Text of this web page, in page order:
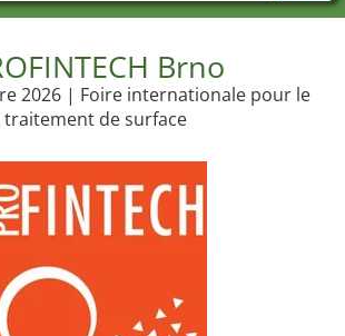
Brno
2026 | Foire internationale pour le
traitement de surface
Pays Villes
Secteurs de foire